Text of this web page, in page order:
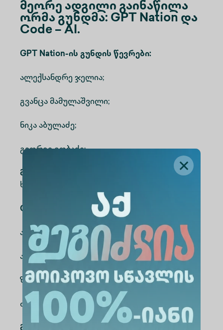
მეორე ადგილი გაინაწილა
ორმა გუნდმა: GPT Nation და
Code – AI.
GPT Nation-ის გუნდის წევრები:
ალექსანდრე ჯელია;
გვანცა მამულაშვილი;
ნიკა აბულაძე;
გიორგი გობაძე;
მენტორი-კონსულტანტი
ხაბალაშვილი.
Code – AI-ის გუნდის წევრები:
ანი გიორგობიანი;
ანა მშვილდაძე;
ზაზა ჯამასპიშვილი;
თეკლა ბლუაშვილი;